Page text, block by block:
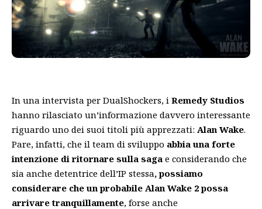
In una intervista per DualShockers, i Remedy Studios
hanno rilasciato un’informazione davvero interessante
riguardo uno dei suoi titoli più apprezzati: Alan Wake.
Pare, infatti, che il team di sviluppo abbia una forte
intenzione di ritornare sulla saga e considerando che
sia anche detentrice dell’IP stessa, possiamo
considerare che un probabile Alan Wake 2 possa
arrivare tranquillamente, forse anche